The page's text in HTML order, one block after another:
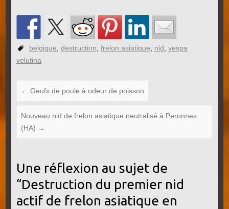
belgique, destruction, frelon asiatique, nid, vespa
velutina
← Oeufs de poule à odeur de poisson
Nouveau nid de frelon asiatique neutralisé à Peronnes
(HA) →
Une réflexion au sujet de
“Destruction du premier nid
actif de frelon asiatique en